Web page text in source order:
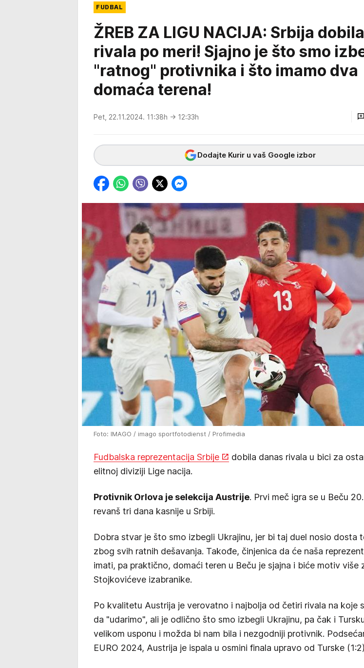
FUDBAL
ŽREB ZA LIGU NACIJA: Srbija dobila
rivala po meri! Sjajno je što smo
"ratnog" protivnika i što imamo dva
domaća terena!
Pet, 22.11.2024. 11:38h → 12:33h
Dodajte Kurir u vaš Google izbor
Foto: IMAGO / imago sportfotodienst / Profimedia
Fudbalska reprezentacija Srbije
dobila danas rivala u bici za
elitnoj diviziji Lige nacija.
Protivnik Orlova je selekcija Austrije. Prvi meč igra se u Beču
revanš tri dana kasnije u Srbiji.
Dobra stvar je što smo izbegli Ukrajinu, jer bi taj duel nosio dosta
zbog svih ratnih dešavanja. Takođe, činjenica da će naša
imati, pa praktično, domaći teren u Beču je sjajna i biće motiv više
Stojkovićeve izabranike.
Po kvalitetu Austrija je verovatno i najbolja od četiri rivala na koje
da "udarimo", ali je odlično što smo izbegli Ukrajinu, pa čak i
velikom usponu i možda bi nam bila i nezgodniji protivnik.
EURO 2024, Austrija je ispala u osmini finala upravo od Turske